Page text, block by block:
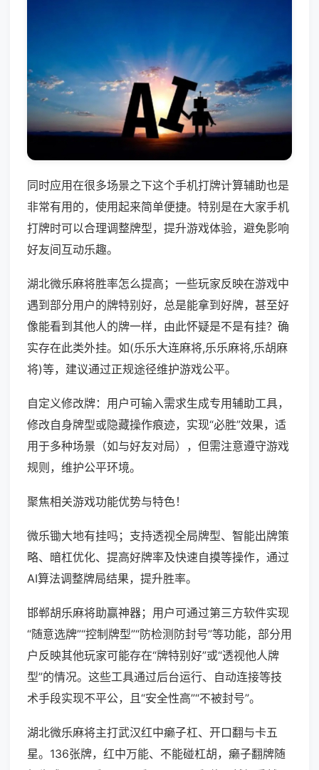
同时应用在很多场景之下这个手机打牌计算辅助也是
非常有用的，使用起来简单便捷。特别是在大家手机
打牌时可以合理调整牌型，提升游戏体验，避免影响
好友间互动乐趣。
湖北微乐麻将胜率怎么提高；一些玩家反映在游戏中
遇到部分用户的牌特别好，总是能拿到好牌，甚至好
像能看到其他人的牌一样，由此怀疑是不是有挂？确
实存在此类外挂。如(乐乐大连麻将,乐乐麻将,乐胡麻
将)等，建议通过正规途径维护游戏公平。
自定义修改牌：用户可输入需求生成专用辅助工具，
修改自身牌型或隐藏操作痕迹，实现“必胜”效果，适
用于多种场景（如与好友对局），但需注意遵守游戏
规则，维护公平环境。
聚焦相关游戏功能优势与特色！
微乐锄大地有挂吗；支持透视全局牌型、智能出牌策
略、暗杠优化、提高好牌率及快速自摸等操作，通过
AI算法调整牌局结果，提升胜率。
邯郸胡乐麻将助赢神器；用户可通过第三方软件实现
“随意选牌”“控制牌型”“防检测防封号”等功能，部分用
户反映其他玩家可能存在“牌特别好”或“透视他人牌
型”的情况。这些工具通过后台运行、自动连接等技
术手段实现不平公，且“安全性高”“不被封号”。
湖北微乐麻将主打武汉红中癞子杠、开口翻与卡五
星。136张牌，红中万能、不能碰杠胡，癞子翻牌随